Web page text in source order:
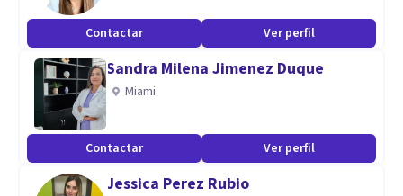
Contactar Ver perfil
Sandra Milena Jimenez Duque
Miami
Contactar Ver perfil
Jessica Perez Rubio